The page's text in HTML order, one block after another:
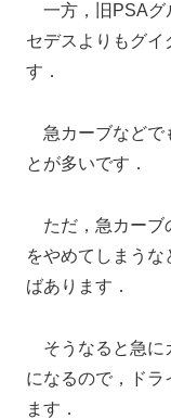
一方，旧PSAグ
セデスよりもグイ
す．
急カーブなどで
とが多いです．
ただ，急カーブ
をやめてしまう
ばあります．
そうなると急に
になるので，ドラ
ます．